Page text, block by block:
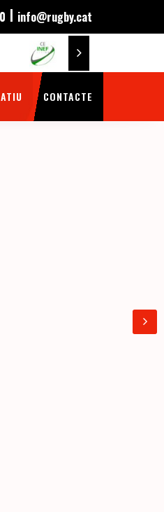
| info@rugby.cat
CONTACTE